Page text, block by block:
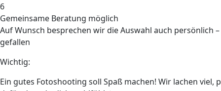
6
Gemeinsame Beratung möglich
Auf Wunsch besprechen wir die Auswahl auch persönlich
gefallen
Wichtig:
Ein gutes Fotoshooting soll Spaß machen! Wir lachen